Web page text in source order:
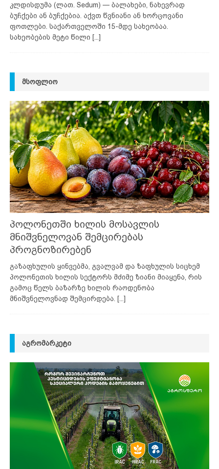
კლდისდუმა (ლათ. Sedum) — ბალახები, ნახევრად
ბუჩქები ან ბუჩქებია. აქვთ წვნიანი ან ხორცოვანი
ფოთლები. საქართველოში 15-მდე სახეობაა.
სახეობების მეტი წილი [...]
ᲛᲡᲝᲤᲚᲘᲝ
პოლონეთში ხილის მოსავლის
მნიშვნელოვან შემცირებას
პროგნოზირებენ
გაზაფხულის ყინვებმა, გვალვამ და ზაფხულის სიცხემ
პოლონეთის ხილის სექტორს მძიმე ზიანი მიაყენა, რის
გამოც წელს ბაზარზე ხილის რაოდენობა
მნიშვნელოვნად შემცირდება.
[...]
ᲐᲒᲠᲝᲛᲐᲠᲙᲔᲢᲘ